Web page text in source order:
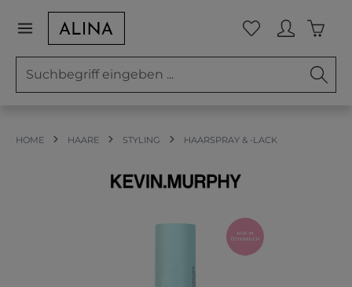
Zum Hauptinhalt springen Du hast 0
HOME HAARE STYLING HAARSPRAY & -LACK
Bildergalerie überspringen